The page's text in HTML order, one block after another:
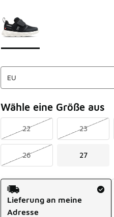
Wähle eine Größe aus
22 23
26 27
Versandart
Lieferung an meine
Adresse